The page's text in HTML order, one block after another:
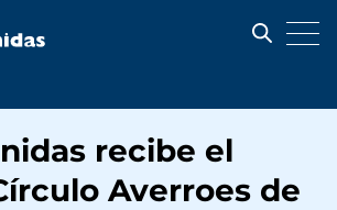
recibe el
Averroes de